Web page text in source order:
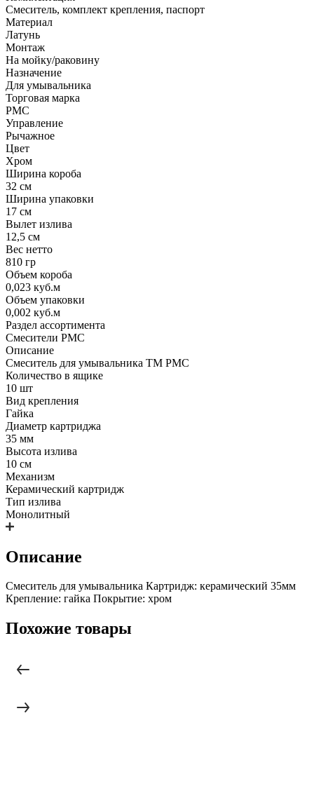
Смеситель, комплект крепления, паспорт
Материал
Латунь
Монтаж
На мойку/раковину
Назначение
Для умывальника
Торговая марка
РМС
Управление
Рычажное
Цвет
Хром
Ширина короба
32 см
Ширина упаковки
17 см
Вылет излива
12,5 см
Вес нетто
810 гр
Объем короба
0,023 куб.м
Объем упаковки
0,002 куб.м
Раздел ассортимента
Смесители РМС
Описание
Смеситель для умывальника ТМ РМС
Количество в ящике
10 шт
Вид крепления
Гайка
Диаметр картриджа
35 мм
Высота излива
10 см
Механизм
Керамический картридж
Тип излива
Монолитный
Описание
Смеситель для умывальника Картридж: керамический 35мм
Крепление: гайка Покрытие: хром
Похожие товары